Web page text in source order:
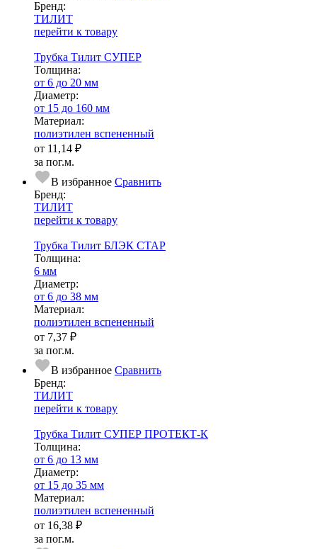
Бренд:
ТИЛИТ
перейти к товару
Трубка Тилит СУПЕР
Тол­щи­на:
от 6 до 20 мм
Диаметр:
от 15 до 160 мм
Ма­­те­­ри­­ал:
полиэтилен вспененный
от 11,14 ₽
за пог.м.
В избранное Сравнить
Бренд:
ТИЛИТ
перейти к товару
Трубка Тилит БЛЭК СТАР
Тол­щи­на:
6 мм
Диаметр:
от 6 до 38 мм
Ма­­те­­ри­­ал:
полиэтилен вспененный
от 7,37 ₽
за пог.м.
В избранное Сравнить
Бренд:
ТИЛИТ
перейти к товару
Трубка Тилит СУПЕР ПРОТЕКТ-К
Тол­щи­на:
от 6 до 13 мм
Диаметр:
от 15 до 35 мм
Ма­­те­­ри­­ал:
полиэтилен вспененный
от 16,38 ₽
за пог.м.